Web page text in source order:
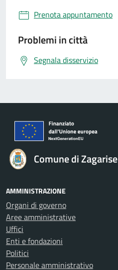
Prenota appuntamento
Problemi in città
Segnala disservizio
Comune di Zagarise
AMMINISTRAZIONE
Organi di governo
Aree amministrative
Uffici
Enti e fondazioni
Politici
Personale amministrativo